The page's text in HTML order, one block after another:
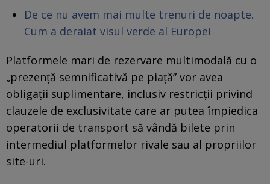
De ce nu avem mai multe trenuri de noapte.
Cum a deraiat visul verde al Europei
Platformele mari de rezervare multimodală cu o
„prezență semnificativă pe piață” vor avea
obligații suplimentare, inclusiv restricții privind
clauzele de exclusivitate care ar putea împiedica
operatorii de transport să vândă bilete prin
intermediul platformelor rivale sau al propriilor
site-uri.